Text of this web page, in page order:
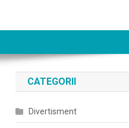
CATEGORII
Divertisment